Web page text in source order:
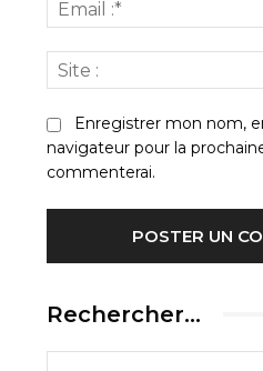
Enregistrer mon nom,
navigateur pour la
commenterai.
Rechercher…